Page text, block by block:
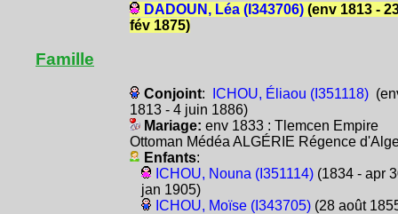
DADOUN, Léa (I343706)(env 1813 -
fév 1875)
Famille
Conjoint: ICHOU, Éliaou (I351118)
1813 - 4 juin 1886)
Mariage: env 1833 : Tlemcen Empire
Ottoman Médéa ALGÉRIE Régence
Enfants:
ICHOU, Nouna (I351114)(1834 - apr
jan 1905)
ICHOU, Moïse (I343705)(28 août